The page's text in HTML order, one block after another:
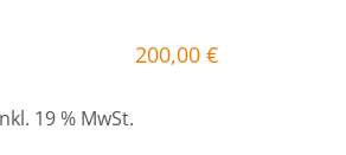
200,00€
19 % MwSt.